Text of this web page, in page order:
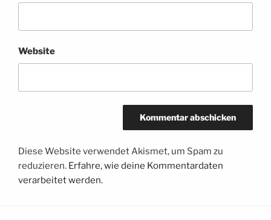
Website
Diese Website verwendet Akismet, um Spam zu
reduzieren. Erfahre, wie deine Kommentardaten
verarbeitet werden.